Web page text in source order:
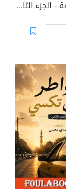
حوارات نافعة - الجزء الثاني